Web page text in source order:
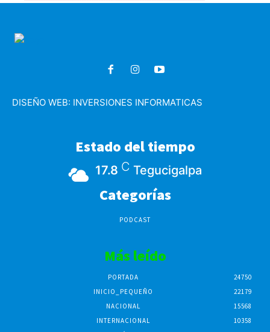
DISEÑO WEB: INVERSIONES INFORMATICAS
Estado del tiempo
17.8 C Tegucigalpa
Categorías
PODCAST
Más leído
PORTADA
24750
INICIO_PEQUEÑO
22179
NACIONAL
15568
INTERNACIONAL
10358